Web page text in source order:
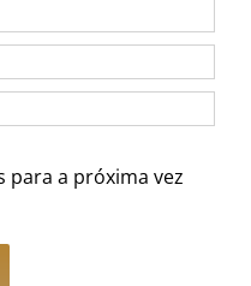
para a próxima vez